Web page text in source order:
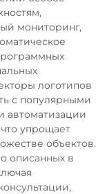
мониторинг,
логотипов
с популярными
автоматизации
упрощает
объектов.
описанных в